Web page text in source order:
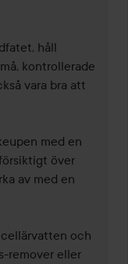
håll
kontrollerade
vara bra att
med en
över
av med en
och
remover eller